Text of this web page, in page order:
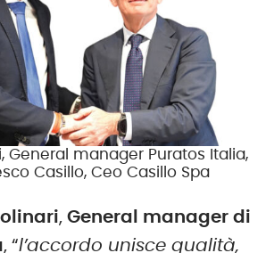
General manager Puratos Italia,
Casillo, Ceo Casillo Spa
, General manager di
, “l’accordo unisce qualità,